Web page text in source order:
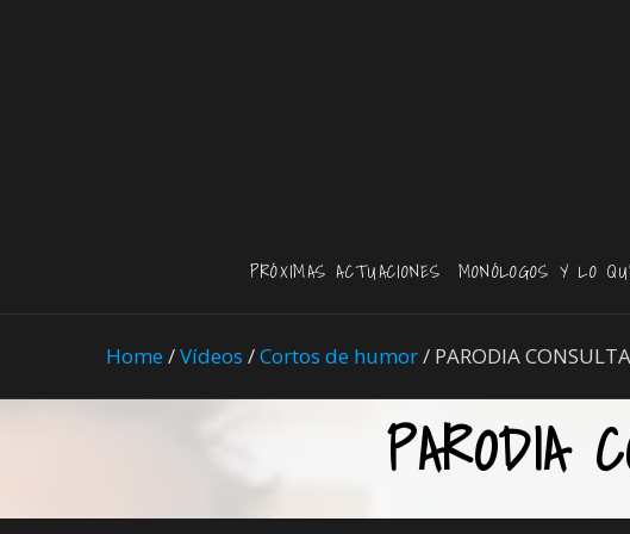
PRÓXIMAS ACTUACIONES MONÓLOGOS Y LO
Home/Vídeos /Cortos de humor/ PARODIA
PARODIA